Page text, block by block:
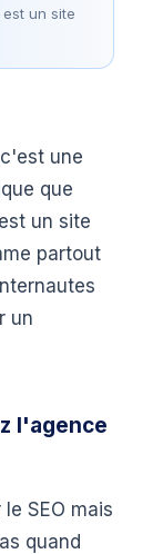
un site
une
que
un site
partout
un
l'agence
SEO mais
quand